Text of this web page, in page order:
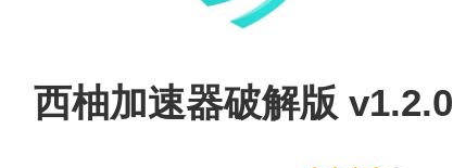
西柚加速器破解版 v1.2.0